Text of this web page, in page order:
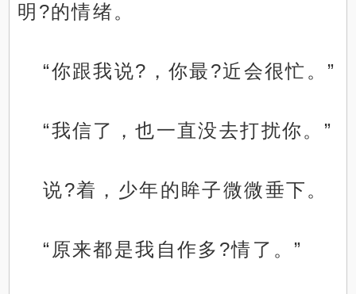
明?的情绪。
“你跟我说?，你最?近会很忙。”
“我信了，也一直没去打扰你。”
说?着，少年的眸子微微垂下。
“原来都是我自作多?情了。”